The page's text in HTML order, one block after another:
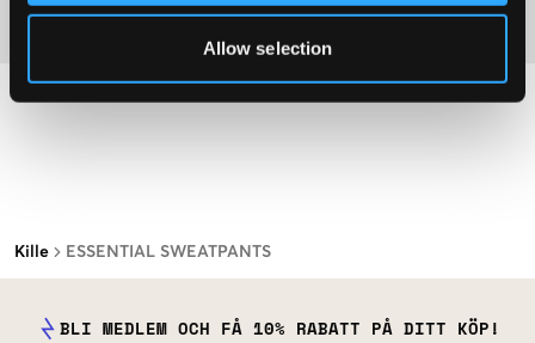
Allow selection
Kille ESSENTIAL SWEATPANTS
BLI MEDLEM OCH FÅ 10% RABATT PÅ DITT KÖP!